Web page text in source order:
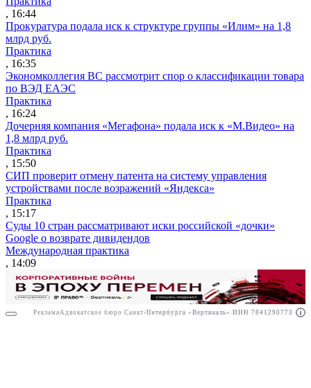
РекламаООО "Право.ру" ИНН: 7704835288
, 16:44
Прокуратура подала иск к структуре группы «Илим» на 1,8
млрд руб.
Практика
, 16:35
Экономколлегия ВС рассмотрит спор о классификации товара
по ВЭД ЕАЭС
Практика
, 16:24
Дочерняя компания «Мегафона» подала иск к «М.Видео» на
1,8 млрд руб.
Практика
, 15:50
СИП проверит отмену патента на систему управления
устройствами после возражений «Яндекса»
Практика
, 15:17
Суды 10 стран рассматривают иски российской «дочки»
Google о возврате дивидендов
Международная практика
, 14:09
Реклама Адвокатское бюро Санкт-Петербурга «Вертикаль» ИНН 7841290773